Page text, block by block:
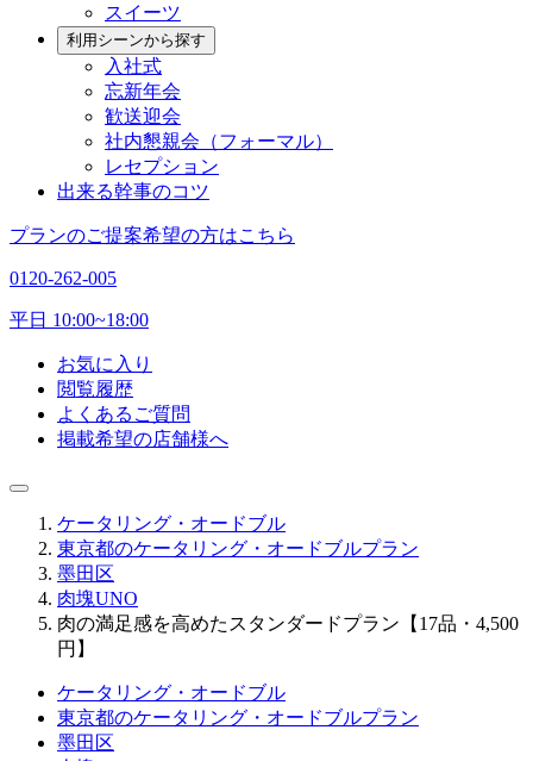
スイーツ
利用シーンから探す
入社式
忘新年会
歓送迎会
社内懇親会（フォーマル）
レセプション
出来る幹事のコツ
プランのご提案希望の方はこちら
0120-262-005
平日 10:00~18:00
お気に入り
閲覧履歴
よくあるご質問
掲載希望の店舗様へ
ケータリング・オードブル
東京都のケータリング・オードブルプラン
墨田区
肉塊UNO
肉の満足感を高めたスタンダードプラン【17品・4,500
円】
ケータリング・オードブル
東京都のケータリング・オードブルプラン
墨田区